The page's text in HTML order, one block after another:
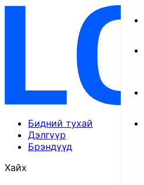
Бидний тухай
Дэлгүүр
Брэндүүд
Хайх